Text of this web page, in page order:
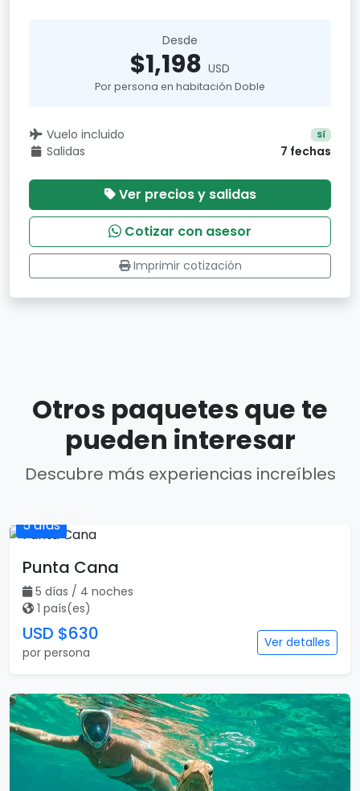
Desde
$1,198 USD
Por persona en habitación Doble
Vuelo incluido Sí
Salidas 7 fechas
Ver precios y salidas
Cotizar con asesor
Imprimir cotización
Otros paquetes que te
pueden interesar
Descubre más experiencias increíbles
5 días
Punta Cana
5 días / 4 noches
1 país(es)
USD $630 Ver detalles